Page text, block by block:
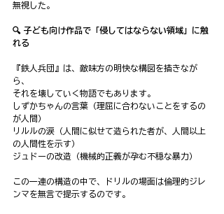
無視した。
🔍 子ども向け作品で「侵してはならない領域」に触
れる
『鉄人兵団』は、敵味方の明快な構図を描きなが
ら、
それを壊していく物語でもあります。
しずかちゃんの言葉（理屈に合わないことをするの
が人間）
リルルの涙（人間に似せて造られた者が、人間以上
の人間性を示す）
ジュドーの改造（機械的正義が孕む不穏な暴力）
この一連の構造の中で、ドリルの場面は倫理的ジレ
ンマを無言で提示するのです。